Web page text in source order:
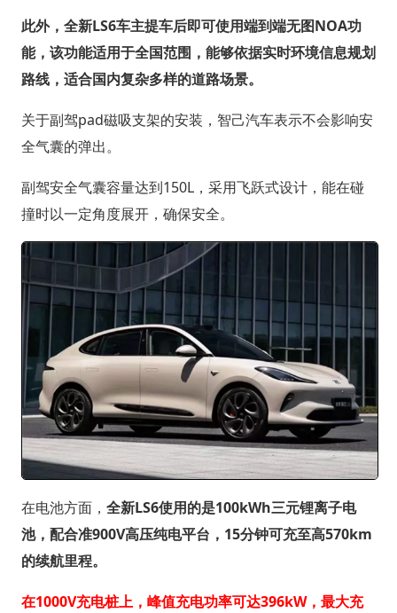
此外，全新LS6车主提车后即可使用端到端无图NOA功
能，该功能适用于全国范围，能够依据实时环境信息规划
路线，适合国内复杂多样的道路场景。
关于副驾pad磁吸支架的安装，智己汽车表示不会影响安
全气囊的弹出。
副驾安全气囊容量达到150L，采用飞跃式设计，能在碰
撞时以一定角度展开，确保安全。
在电池方面， 全新LS6使用的是100kWh三元锂离子电
池，配合准900V高压纯电平台，15分钟可充至高570km
的续航里程。
在1000V充电桩上，峰值充电功率可达396kW，最大充